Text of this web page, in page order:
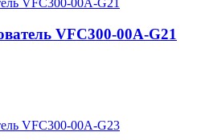
VFC300-00A-G21